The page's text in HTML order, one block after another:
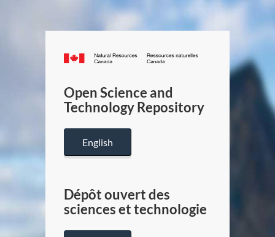
Canada.ca
/
Canada
Open Science and
Technology Repository
English
Dépôt ouvert des
sciences et technologie